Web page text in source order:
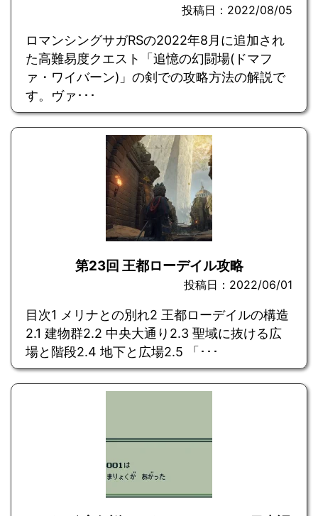
投稿日：2022/08/05
ロマンシングサガRSの2022年8月に追加され
た高難易度クエスト「追憶の幻闘場(ドマフ
ァ・ワイバーン)」の剣での攻略方法の解説で
す。ヴァ･･･
第23回 王都ローデイル攻略
投稿日：2022/06/01
目次1 メリナとの別れ2 王都ローデイルの構造
2.1 建物群2.2 中央大通り2.3 聖域に抜ける広
場と階段2.4 地下と広場2.5 「･･･